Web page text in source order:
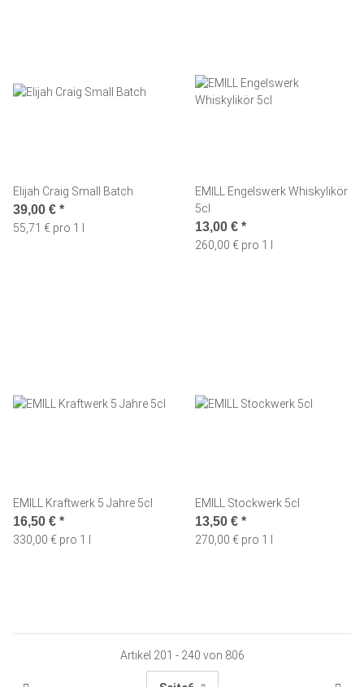
Elijah Craig Small Batch
39,00 € *
55,71 € pro 1 l
EMILL Engelswerk Whiskylikör
5cl
13,00 € *
260,00 € pro 1 l
EMILL Kraftwerk 5 Jahre 5cl
16,50 € *
330,00 € pro 1 l
EMILL Stockwerk 5cl
13,50 € *
270,00 € pro 1 l
Artikel 201 - 240 von 806